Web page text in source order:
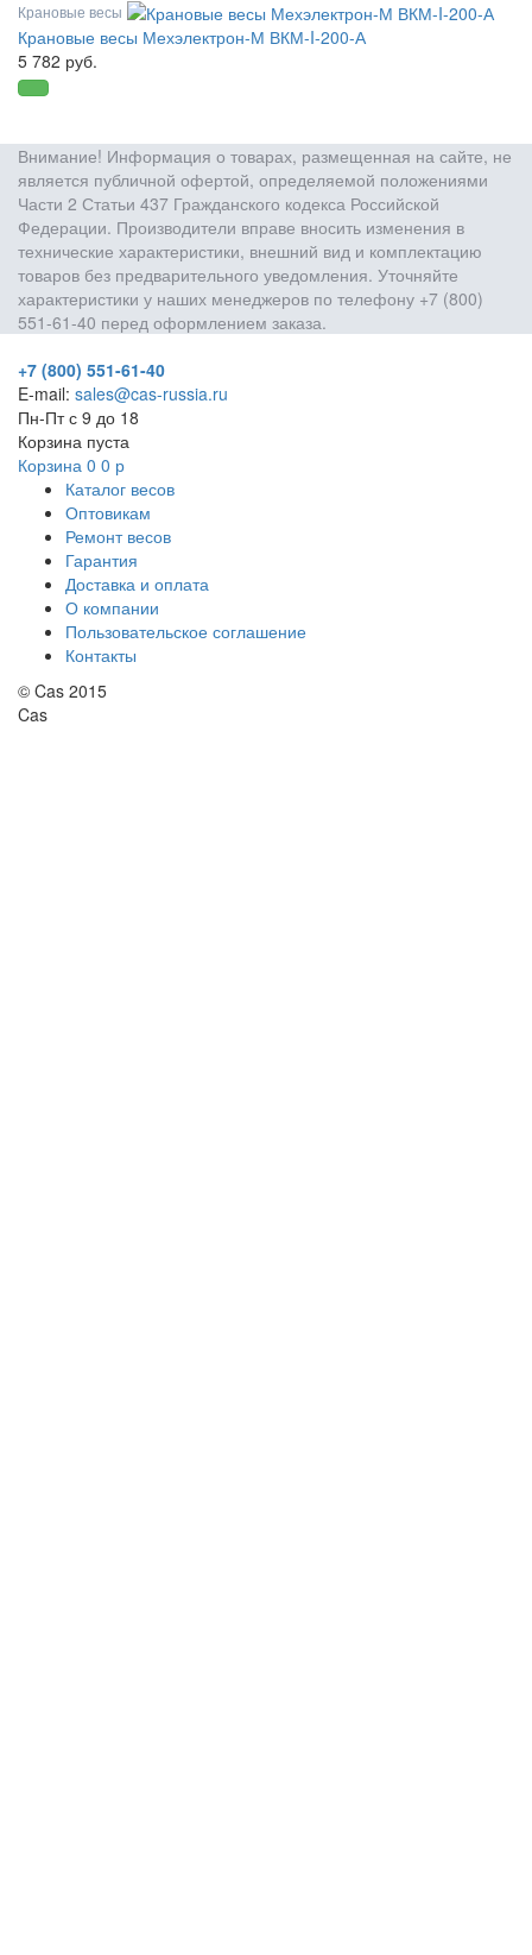
Крановые весы
Крановые весы Мехэлектрон-М ВКМ-I-200-А
5 782 руб.
Внимание! Информация о товарах, размещенная на сайте, не
является публичной офертой, определяемой положениями
Части 2 Статьи 437 Гражданского кодекса Российской
Федерации. Производители вправе вносить изменения в
технические характеристики, внешний вид и комплектацию
товаров без предварительного уведомления. Уточняйте
характеристики у наших менеджеров по телефону +7 (800)
551-61-40 перед оформлением заказа.
+7 (800) 551-61-40
E-mail: sales@cas-russia.ru
Пн-Пт с 9 до 18
Корзина пуста
Корзина 0 0 р
Каталог весов
Оптовикам
Ремонт весов
Гарантия
Доставка и оплата
О компании
Пользовательское соглашение
Контакты
© Cas 2015
Cas